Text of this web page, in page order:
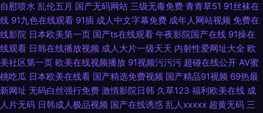
自慰喷水 乱伦五月 国产无码网站 三级无毒免费 青青草51 91丝袜在
线 91九色在线观看 91插 成人中文字幕免费 成年人网站视频 免费在
线影院 日本欧美第一页 国产ts在线观看 午夜影院国产在线 91操在
线观看 日韩在线播放视频 成人大片一级天天 内射性爱网址大全 欧
美社区第一页 欧美在线视频播放 91视频污污污 超碰在线公开 AV蜜
桃吃瓜 日本欧美在线看 国产精选免费视频 国产精品91视频 69热最
新网址 无码白丝强行免费 激情影院日韩 久草123 福利欧美在线 成
人片无码 日韩成人极品视频 国产在线诱惑 乱人xxxxx 超黄无码 三